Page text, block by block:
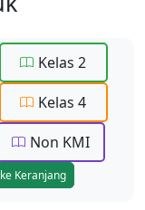
Kelas 2
Kelas 4
Non KMI
Keranjang